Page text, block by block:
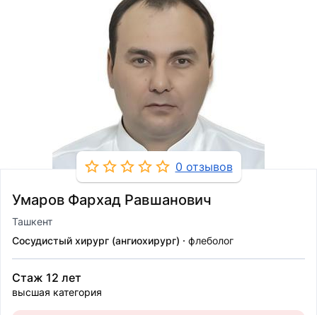
0 отзывов
Умаров Фархад Равшанович
Ташкент
Сосудистый хирург (ангиохирург)
флеболог
Стаж 12 лет
высшая категория